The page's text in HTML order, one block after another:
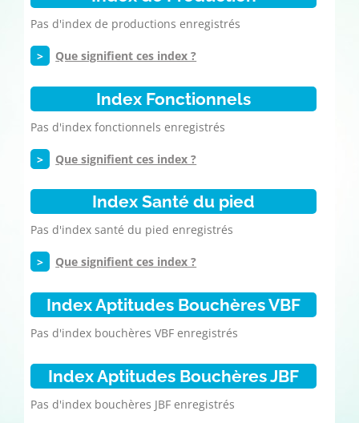
Pas d'index de productions enregistrés
> Que signifient ces index ?
Index Fonctionnels
Pas d'index fonctionnels enregistrés
> Que signifient ces index ?
Index Santé du pied
Pas d'index santé du pied enregistrés
> Que signifient ces index ?
Index Aptitudes Bouchères VBF
Pas d'index bouchères VBF enregistrés
Index Aptitudes Bouchères JBF
Pas d'index bouchères JBF enregistrés